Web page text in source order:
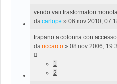
vendo vari trasformatori
da carlope » 06 nov 2010,
trapano a colonna con
da riccardo » 08 nov 2006,
1
2